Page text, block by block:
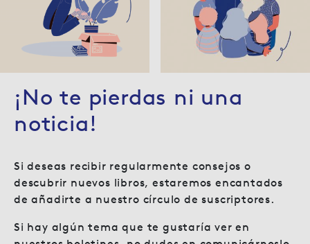
¡No te pierdas ni una
noticia!
Si deseas recibir regularmente consejos o
descubrir nuevos libros, estaremos encantados
de añadirte a nuestro círculo de suscriptores.
Si hay algún tema que te gustaría ver en